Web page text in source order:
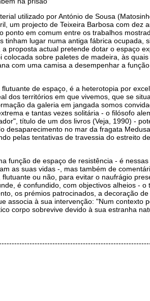
utilizado por António de Sousa
um projecto de Teixeira Barbosa com dez
ponto em comum entre os trabalhos
tinham lugar numa antiga fábrica ocupada,
proposta actual pretende dotar o espaço
sobre paletes de madeira, às
com uma camisa a desempenhar a
de espaço, é a heterotopia por
dos territórios em que vivemos, que se
da galeria em jangada somos
e tantas vezes solitária - o filósofo
título de um dos livros (Veja, 1990) -
desaparecimento no mar da fragata
pelas tentativas de travessia do estreito
função de espaço de resistência - é
as suas vidas -, mas também de
ou não, para evitar o naufrágio
é confundido, com objectivos alheios - o
os prémios patrocinados, a decoração
associa à sua intervenção: "Num contexto
corpo sobrevive devido à sua estranha